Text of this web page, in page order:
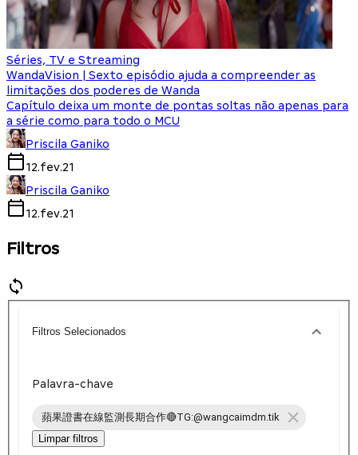
Séries, TV e Streaming
WandaVision | Sexto episódio ajuda a compreender as
limitações dos poderes de Wanda
Capítulo deixa um monte de pontas soltas não apenas para
a série como para todo o MCU
Priscila Ganiko
12.fev.21
Priscila Ganiko
12.fev.21
Filtros
Filtros Selecionados
Palavra-chave
蘋果證書在線監測長期合作🔴TG:@wangcaimdm.tik
Limpar filtros